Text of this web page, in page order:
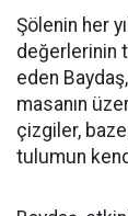
Şölenin her
değerlerinin
eden
masanın
çizgiler,
tulumun